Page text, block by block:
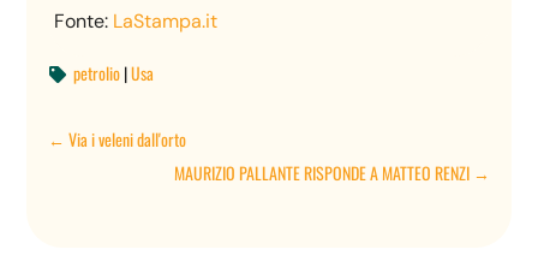
Fonte: LaStampa.it
 petrolio|Usa
←Via i veleni dall'orto
MAURIZIO PALLANTE RISPONDE A MATTEO RENZI→